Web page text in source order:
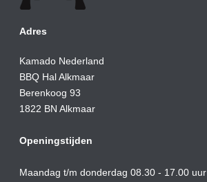
Adres
Kamado Nederland
BBQ Hal Alkmaar
Berenkoog 93
1822 BN Alkmaar
Openingstijden
Maandag t/m donderdag 08.30 - 17.00 uur